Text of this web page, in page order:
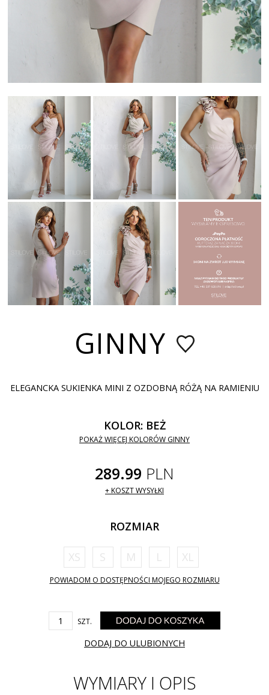
GINNY
ELEGANCKA SUKIENKA MINI Z OZDOBNĄ RÓŻĄ NA RAMIENIU
KOLOR: BEŻ
POKAŻ WIĘCEJ KOLORÓW GINNY
289.99 PLN
+ KOSZT WYSYŁKI
ROZMIAR
XS S M L XL
POWIADOM O DOSTĘPNOŚCI MOJEGO ROZMIARU
SZT.
DODAJ DO ULUBIONYCH
WYMIARY I OPIS